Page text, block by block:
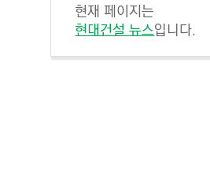
현재 페이지는
현대건설 뉴스입니다.